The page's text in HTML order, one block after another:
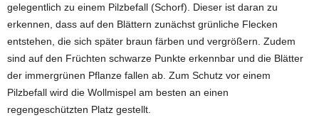
gelegentlich zu einem Pilzbefall (Schorf). Dieser ist daran zu
erkennen, dass auf den Blättern zunächst grünliche Flecken
entstehen, die sich später braun färben und vergrößern. Zudem
sind auf den Früchten schwarze Punkte erkennbar und die Blätter
der immergrünen Pflanze fallen ab. Zum Schutz vor einem
Pilzbefall wird die Wollmispel am besten an einen
regengeschützten Platz gestellt.